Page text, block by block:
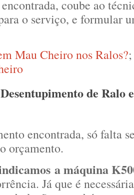
coube ao
o serviço, e formular
Mau Cheiro nos Ralos?;
de Ralo
encontrada, só falta
orçamento.
a máquina
Já que é